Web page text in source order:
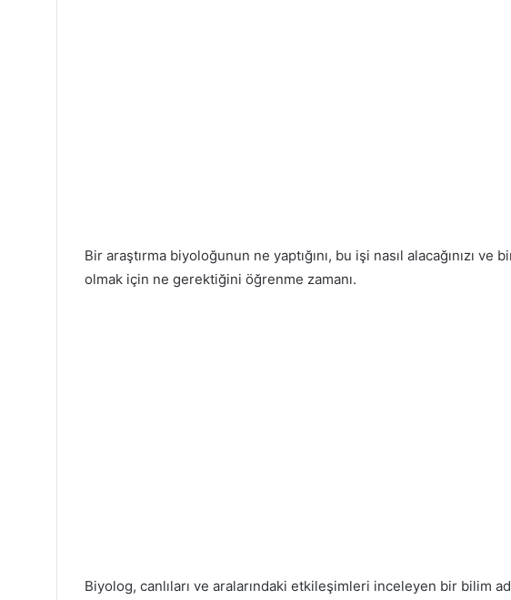
Bir araştırma biyoloğunun ne yaptığını, bu işi nasıl alacağınızı ve
olmak için ne gerektiğini öğrenme zamanı.
Biyolog, canlıları ve aralarındaki etkileşimleri inceleyen bir bilim